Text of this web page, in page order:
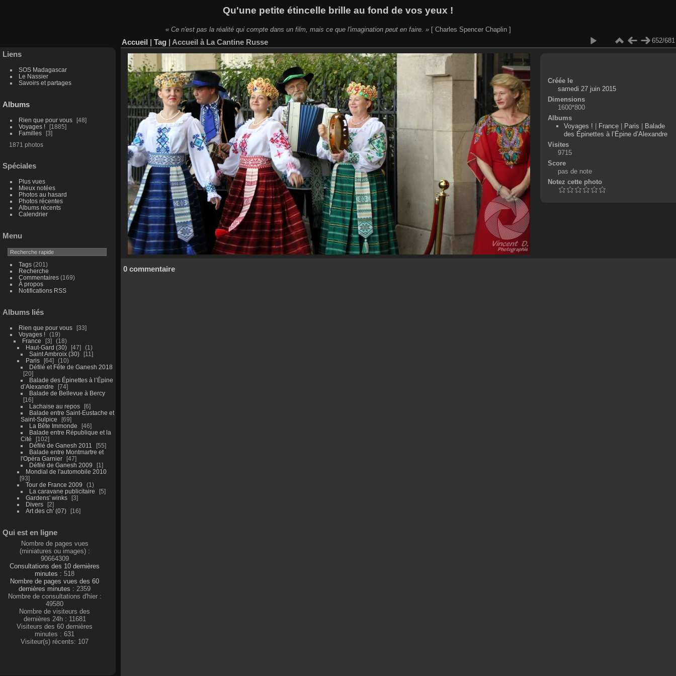
Qu'une petite étincelle brille au fond de vos yeux !
« Ce n'est pas la réalité qui compte dans un film, mais ce que l'imagination peut en faire. »[ Charles Spencer Chaplin ]
Liens
SOS Madagascar
Le Nassier
Savoirs et partages
Albums
Rien que pour vous
48
Voyages !
1885
Familles
3
1871 photos
Spéciales
Plus vues
Mieux notées
Photos au hasard
Photos récentes
Albums récents
Calendrier
Menu
Tags(201)
Recherche
Commentaires(169)
À propos
Notifications RSS
Albums liés
Rien que pour vous
33
Voyages !
19
France
3
18
Haut-Gard (30)
47
1
Saint Ambroix (30)
11
Paris
64
10
Défilé et Fête de Ganesh 2018
20
Balade des Épinettes à l’Épine
d’Alexandre
74
Balade de Bellevue à Bercy
16
Lachaise au repos
6
Balade entre Saint-Eustache et
Saint-Sulpice
69
La Bête Immonde
46
Balade entre République et la
Cité
102
Défilé de Ganesh 2011
55
Balade entre Montmartre et
l'Opéra Garnier
47
Défilé de Ganesh 2009
1
Mondial de l'automobile 2010
93
Tour de France 2009
1
La caravane publicitaire
5
Gardens' winks
3
Divers
2
Art des ch' (07)
16
Qui est en ligne
Nombre de pages vues
(miniatures ou images) :
90664309
Consultations des 10 dernières
minutes :518
Nombre de pages vues des 60
dernières minutes : 2359
Nombre de consultations d'hier :
49580
Nombre de visiteurs des
dernières 24h : 11681
Visiteurs des 60 dernières
minutes : 631
Visiteur(s) récents: 107
Accueil | Tag | Accueil à La Cantine Russe 652/681
Créée le
samedi 27 juin 2015
Dimensions
1600*800
Albums
Voyages !
France Paris
Balade
des Épinettes à l’Épine d’Alexandre
Visites
9715
Score
pas de note
Notez cette photo
0 commentaire